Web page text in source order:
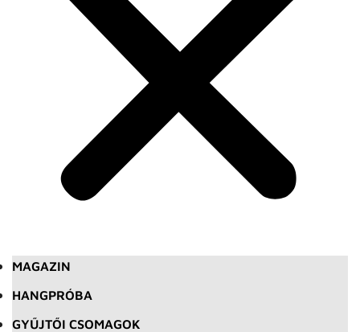
MAGAZIN
HANGPRÓBA
GYŰJTŐI CSOMAGOK